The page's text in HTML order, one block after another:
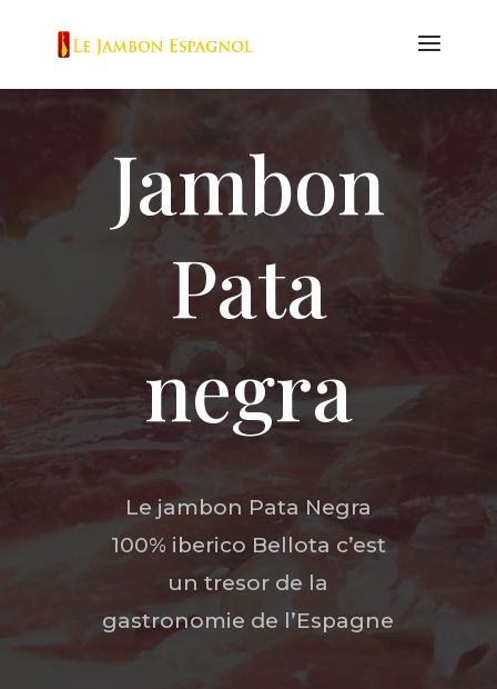
Jambon
Pata
negra
Le jambon Pata Negra
100% iberico Bellota c’est
un tresor de la
gastronomie de l’Espagne